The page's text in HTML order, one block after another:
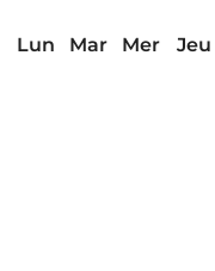
Lun Mar Mer Jeu